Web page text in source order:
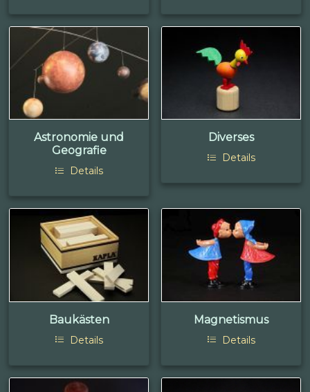
Astronomie und
Geografie
Details
Diverses
Details
Baukästen
Details
Magnetismus
Details